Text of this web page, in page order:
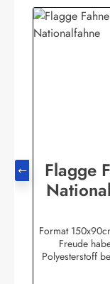
Flagge
Format
Freude
Polyesterstoff